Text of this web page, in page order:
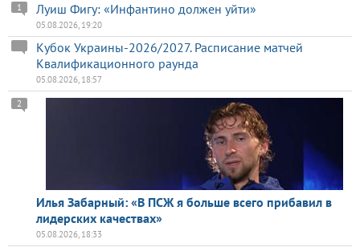
Луиш Фигу: «Инфантино должен уйти»
1
05.08.2026, 19:20
Кубок Украины-2026/2027. Расписание матчей
Квалификационного раунда
05.08.2026, 18:57
Илья Забарный: «В ПСЖ я больше всего прибавил в
лидерских качествах»
2
05.08.2026, 18:33